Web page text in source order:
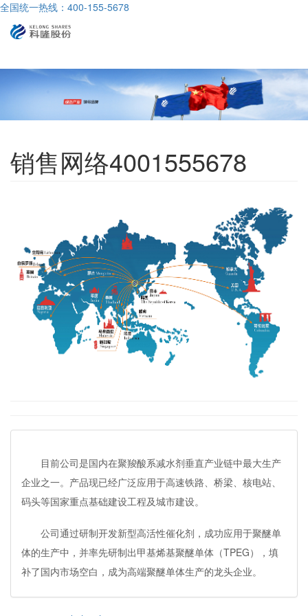
全国统一热线：400-155-5678
销售网络4001555678
目前公司是国内在聚羧酸系减水剂垂直产业链中最大生产
企业之一。产品现已经广泛应用于高速铁路、桥梁、核电站、
码头等国家重点基础建设工程及城市建设。
公司通过研制开发新型高活性催化剂，成功应用于聚醚单
体的生产中，并率先研制出甲基烯基聚醚单体（TPEG），填
补了国内市场空白，成为高端聚醚单体生产的龙头企业。